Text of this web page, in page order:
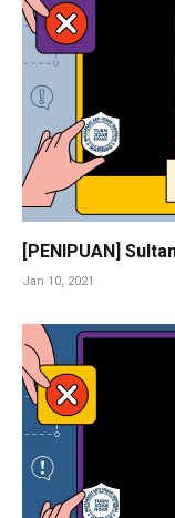
[PENIPUAN]
Jan 10, 2021